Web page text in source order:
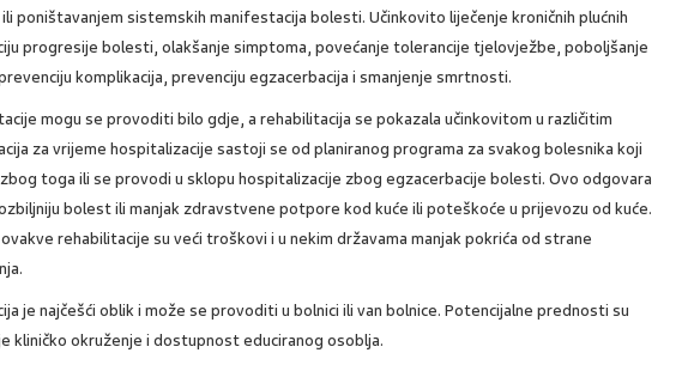
poništavanjem sistemskih manifestacija bolesti. Učinkovito liječenje kroničnih plućnih
progresije bolesti, olakšanje simptoma, povećanje tolerancije tjelovježbe, poboljšanje
komplikacija, prevenciju egzacerbacija i smanjenje smrtnosti.
mogu se provoditi bilo gdje, a rehabilitacija se pokazala učinkovitom u različitim
za vrijeme hospitalizacije sastoji se od planiranog programa za svakog bolesnika koji
toga ili se provodi u sklopu hospitalizacije zbog egzacerbacije bolesti. Ovo odgovara
bolest ili manjak zdravstvene potpore kod kuće ili poteškoće u prijevozu od kuće.
rehabilitacije su veći troškovi i u nekim državama manjak pokrića od strane
je najčešći oblik i može se provoditi u bolnici ili van bolnice. Potencijalne prednosti su
kliničko okruženje i dostupnost educiranog osoblja.